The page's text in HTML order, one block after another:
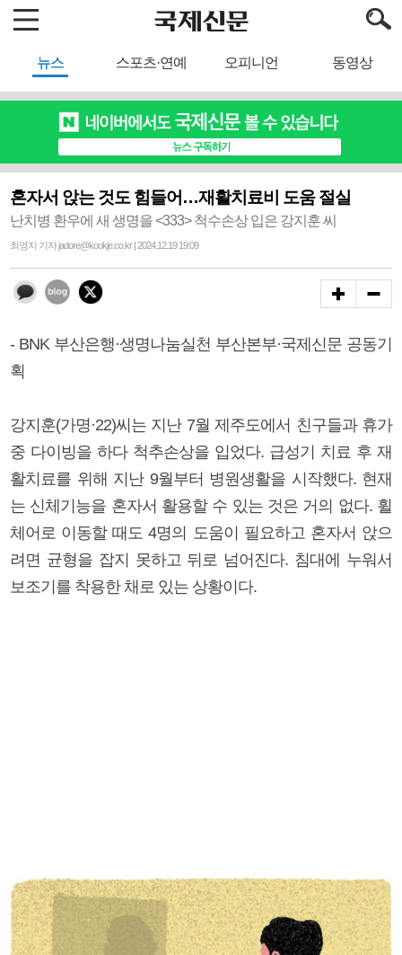
뉴스 스포츠·연예 오피니언 동영상
혼자서 앉는 것도 힘들어…재활치료비 도움 절실
난치병 환우에 새 생명을 <333> 척수손상 입은 강지훈 씨
최영지 기자 jadore@kookje.co.kr | 2024.12.19 19:09
- BNK 부산은행·생명나눔실천 부산본부·국제신문 공동기
획
강지훈(가명·22)씨는 지난 7월 제주도에서 친구들과 휴가
중 다이빙을 하다 척추손상을 입었다. 급성기 치료 후 재
활치료를 위해 지난 9월부터 병원생활을 시작했다. 현재
는 신체기능을 혼자서 활용할 수 있는 것은 거의 없다. 휠
체어로 이동할 때도 4명의 도움이 필요하고 혼자서 앉으
려면 균형을 잡지 못하고 뒤로 넘어진다. 침대에 누워서
보조기를 착용한 채로 있는 상황이다.